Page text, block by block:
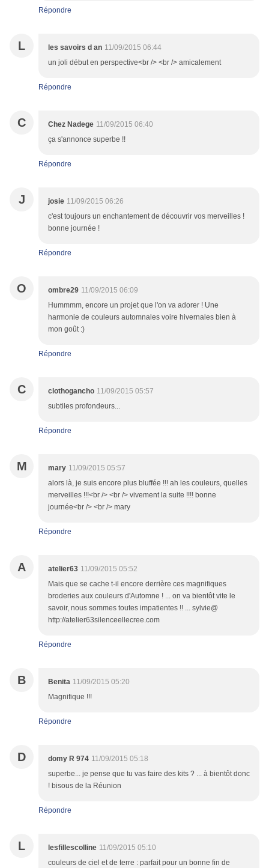
Répondre
L les savoirs d an 11/09/2015 06:44
un joli début en perspective<br /> <br /> amicalement
Répondre
C Chez Nadege 11/09/2015 06:40
ça s'annonce superbe !!
Répondre
J josie 11/09/2015 06:26
c'est toujours un enchantement de découvrir vos merveilles !
bonne journée !
Répondre
O ombre29 11/09/2015 06:09
Hummmm, encore un projet que l'on va adorer ! Une
harmonie de couleurs automnales voire hivernales bien à
mon goût :)
Répondre
C clothogancho 11/09/2015 05:57
subtiles profondeurs...
Répondre
M mary 11/09/2015 05:57
alors là, je suis encore plus bluffée !!! ah les couleurs, quelles
merveilles !!!<br /> <br /> vivement la suite !!!! bonne
journée<br /> <br /> mary
Répondre
A atelier63 11/09/2015 05:52
Mais que se cache t-il encore derrière ces magnifiques
broderies aux couleurs d'Automne ! ... on va bientôt vite le
savoir, nous sommes toutes impatientes !! ... sylvie@
http://atelier63silenceellecree.com
Répondre
B Benita 11/09/2015 05:20
Magnifique !!!
Répondre
D domy R 974 11/09/2015 05:18
superbe... je pense que tu vas faire des kits ? ... à bientôt donc
! bisous de la Réunion
Répondre
L lesfillescolline 11/09/2015 05:10
couleurs de ciel et de terre : parfait pour un bonne fin de